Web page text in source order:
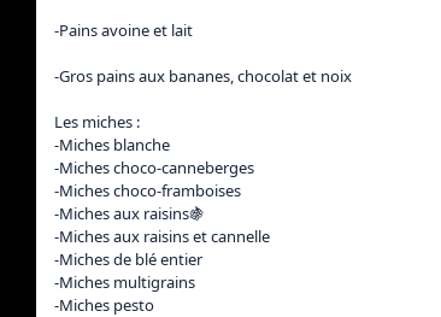
-Pains avoine et lait
-Gros pains aux bananes, chocolat et noix
Les miches :
-Miches blanche
-Miches choco-canneberges
-Miches choco-framboises
-Miches aux raisins🍇
-Miches aux raisins et cannelle
-Miches de blé entier
-Miches multigrains
-Miches pesto